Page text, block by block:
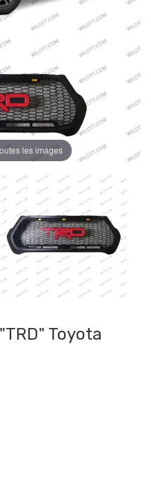
les images
Toyota